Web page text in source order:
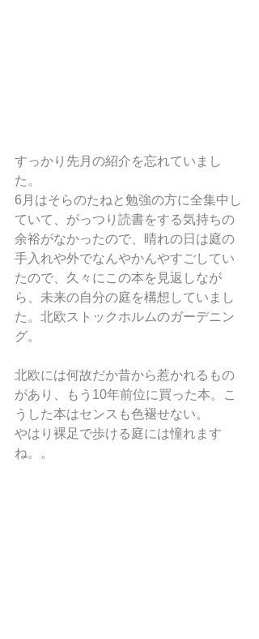
すっかり先月の紹介を忘れていまし
た。
6月はそらのたねと勉強の方に全集中し
ていて、がっつり読書をする気持ちの
余裕がなかったので、晴れの日は庭の
手入れや外でなんやかんやすごしてい
たので、久々にこの本を見返しなが
ら、未来の自分の庭を構想していまし
た。北欧ストックホルムのガーデニン
グ。
北欧には何故だか昔から惹かれるもの
があり、もう10年前位に買った本。こ
うした本はセンスも色褪せない。
やはり裸足で歩ける庭には憧れます
ね。。